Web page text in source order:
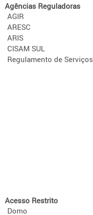
Agências Reguladoras
AGIR
ARESC
ARIS
CISAM SUL
Regulamento de Serviços
Acesso Restrito
Domo